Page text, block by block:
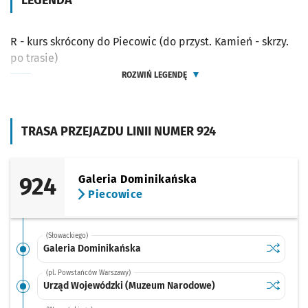
TRASA PRZEJAZDU LINII NUMER 924
924
Galeria Dominikańska
Piecowice
(Słowackiego)
Galeria Dominikańska Sprawdź
Galeria
(pl. Powstańców Warszawy)
Urząd Wojewódzki (Muzeum Narodowe) Sprawdź
Urząd
R - kurs skrócony do Piecowic (do przyst. Kamień - skrzy.
po trasie)
ROZWIŃ LEGENDĘ